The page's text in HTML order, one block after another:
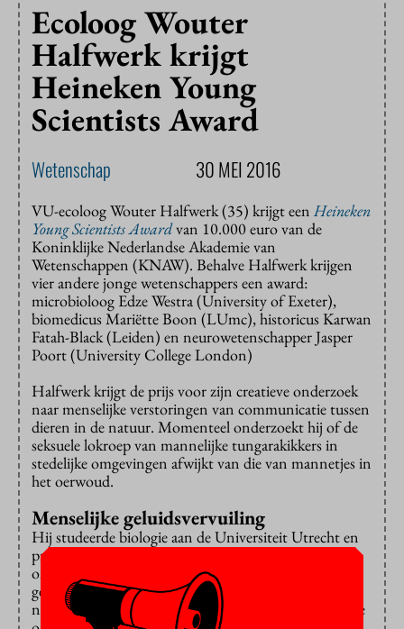
Ecoloog Wouter
Halfwerk krijgt
Heineken Young
Scientists Award
Wetenschap 30 MEI 2016
VU-ecoloog Wouter Halfwerk (35) krijgt een Heineken
Young Scientists Awardvan 10.000 euro van de
Koninklijke Nederlandse Akademie van
Wetenschappen (KNAW). Behalve Halfwerk krijgen
vier andere jonge wetenschappers een award:
microbioloog Edze Westra (University of Exeter),
biomedicus Mariëtte Boon (LUmc), historicus Karwan
Fatah-Black (Leiden) en neurowetenschapper Jasper
Poort (University College London)
Halfwerk krijgt de prijs voor zijn creatieve onderzoek
naar menselijke verstoringen van communicatie tussen
dieren in de natuur. Momenteel onderzoekt hij of de
seksuele lokroep van mannelijke tungarakikkers in
stedelijke omgevingen afwijkt van die van mannetjes in
het oerwoud.
Menselijke geluidsvervuiling
Hij studeerde biologie aan de Universiteit Utrecht en
promoveerde in 2012 aan de Universiteit Leiden op
onderzoek naar de evolutie en de ecologie van het
gezang van vogels. Hij keek daarbij in het bijzonder
naar de invloed van menselijke geluidsvervuiling op de